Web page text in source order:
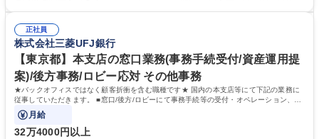
管理 ・福利厚生関連 ・職員からの問合せ、相談対応 ・その他日常の総務
業務全般 募集職種 【東京／文京区】公益財団法人の総務人事業務／年間
休日125日
正社員
株式会社三菱UFJ銀行
【東京都】本支店の窓口業務(事務手続受付/資産運用提
案)/後方事務/ロビー応対 その他事務
★バックオフィスではなく顧客折衝を含む職種です★ 国内の本支店等にて下記の業務に
従事していただきます。 ■窓口/後方/ロビーにて事務手続等の受付・オペレーション、お
客様対応
月給
32万4000円以上